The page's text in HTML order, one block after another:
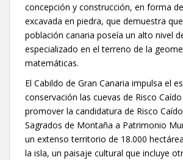
concepción y construcción, en forma
excavada en piedra, que demuestra
población canaria poseía un alto nivel
especializado en el terreno de la
matemáticas.
El Cabildo de Gran Canaria impulsa el
conservación las cuevas de Risco
promover la candidatura de Risco
Sagrados de Montaña a Patrimonio
un extenso territorio de 18.000
la isla, un paisaje cultural que incluye